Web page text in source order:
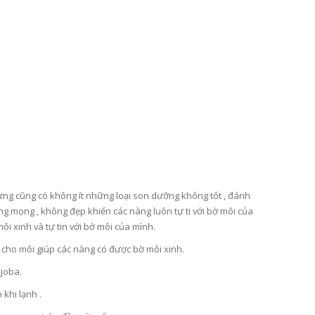
cũng có không ít những loại son dưỡng không tốt , đánh
mọng , không đẹp khiến các nàng luôn tự ti với bờ môi của
xinh và tự tin với bờ môi của mình.
môi giúp các nàng có được bờ môi xinh.
khi lạnh .